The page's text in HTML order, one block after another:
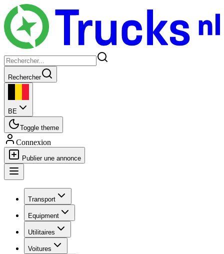
Rechercher
BE
Toggle theme
Connexion
Publier une annonce
Transport
Equipment
Utilitaires
Voitures